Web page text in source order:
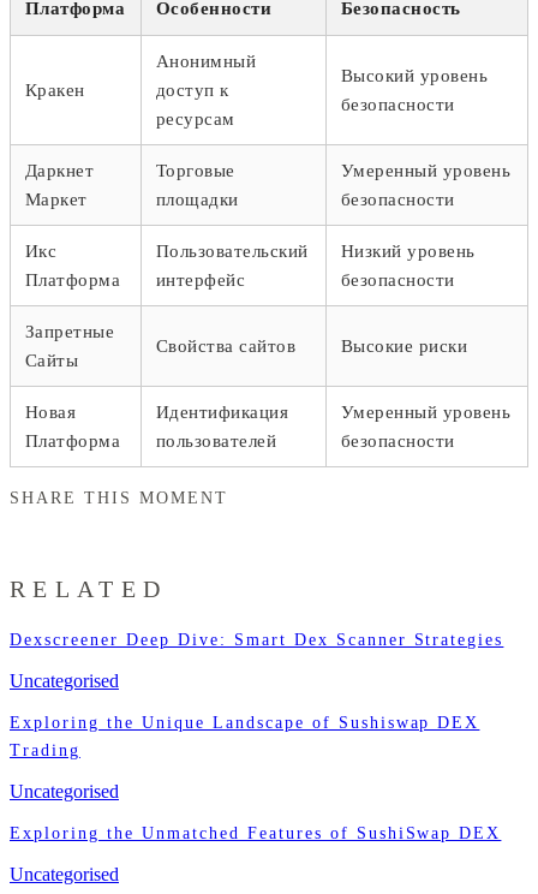
Платформа Особенности Безопасность
Кракен
Анонимный
доступ к
ресурсам
Высокий уровень
безопасности
Даркнет
Маркет
Торговые
площадки
Умеренный уровень
безопасности
Икс
Платформа
Пользовательский
интерфейс
Низкий уровень
безопасности
Запретные
Сайты
Свойства сайтов Высокие риски
Новая
Платформа
Идентификация
пользователей
Умеренный уровень
безопасности
SHARE THIS MOMENT
RELATED
Dexscreener Deep Dive: Smart Dex Scanner Strategies
Uncategorised
Exploring the Unique Landscape of Sushiswap DEX
Trading
Uncategorised
Exploring the Unmatched Features of SushiSwap DEX
Uncategorised